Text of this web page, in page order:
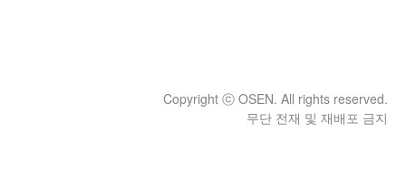
Copyright ⓒ OSEN. All rights reserved.
무단 전재 및 재배포 금지